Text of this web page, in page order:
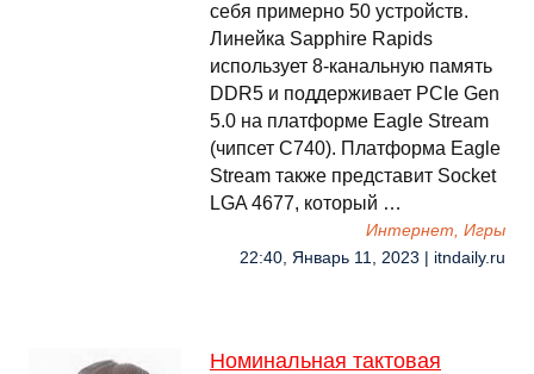
себя примерно 50 устройств.
Линейка Sapphire Rapids
использует 8-канальную память
DDR5 и поддерживает PCIe Gen
5.0 на платформе Eagle Stream
(чипсет C740). Платформа Eagle
Stream также представит Socket
LGA 4677, который …
Интернет, Игры
22:40, Январь 11, 2023 | itndaily.ru
Номинальная тактовая